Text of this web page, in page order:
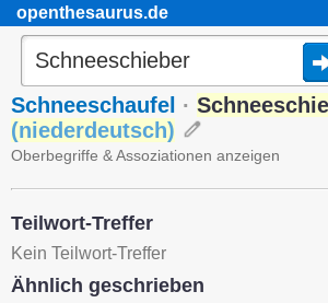
openthesaurus.de
Schneeschaufel ·
(niederdeutsch)
Oberbegriffe & Assoziationen anzeigen
Teilwort-Treffer
Kein Teilwort-Treffer
Ähnlich geschrieben